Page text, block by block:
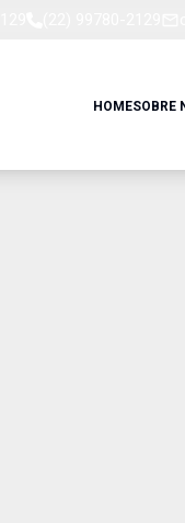
HOMESOBRE